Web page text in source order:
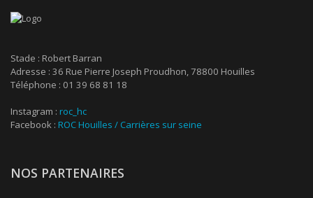
Stade : Robert Barran
Adresse : 36 Rue Pierre Joseph Proudhon, 78800 Houilles
Téléphone : 01 39 68 81 18
Instagram : roc_hc
Facebook : ROC Houilles / Carrières sur seine
NOS PARTENAIRES